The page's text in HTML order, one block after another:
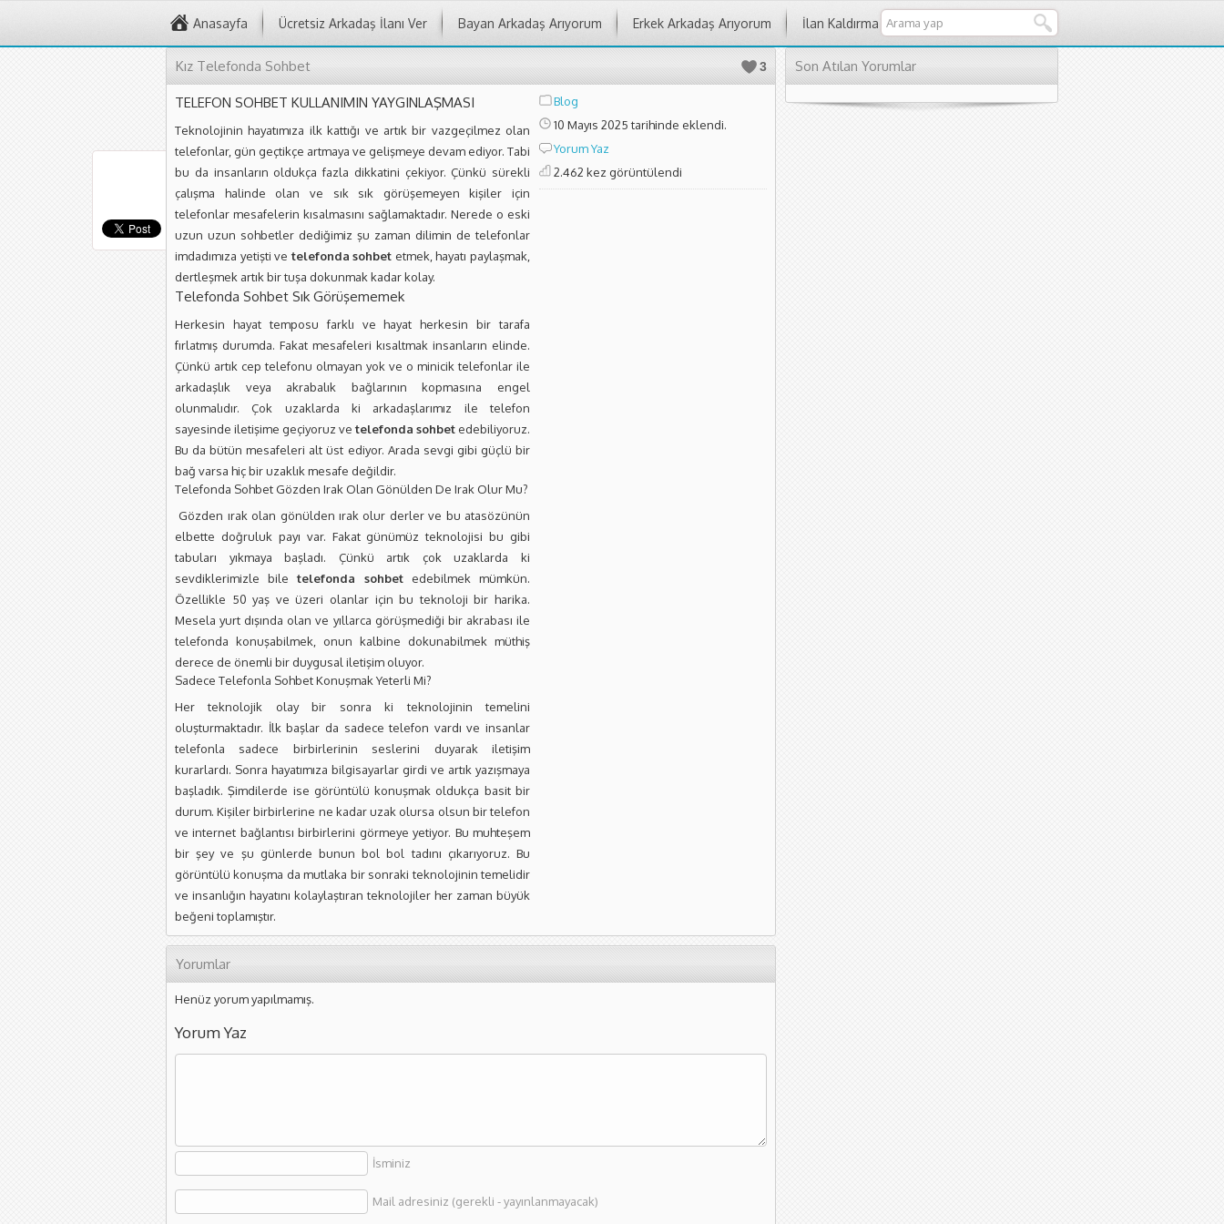
Anasayfa Ücretsiz Arkadaş İlanı Ver Bayan Arkadaş Arıyorum Erkek Arkadaş Arıyorum İlan Kaldırma
3
Kız Telefonda Sohbet
TELEFON SOHBET KULLANIMIN YAYGINLAŞMASI
Teknolojinin hayatımıza ilk kattığı ve artık bir vazgeçilmez olan
telefonlar, gün geçtikçe artmaya ve gelişmeye devam ediyor. Tabi
bu da insanların oldukça fazla dikkatini çekiyor. Çünkü sürekli
çalışma halinde olan ve sık sık görüşemeyen kişiler için
telefonlar mesafelerin kısalmasını sağlamaktadır. Nerede o eski
uzun uzun sohbetler dediğimiz şu zaman dilimin de telefonlar
imdadımıza yetişti ve telefonda sohbet etmek, hayatı paylaşmak,
dertleşmek artık bir tuşa dokunmak kadar kolay.
Telefonda Sohbet Sık Görüşememek
Herkesin hayat temposu farklı ve hayat herkesin bir tarafa
fırlatmış durumda. Fakat mesafeleri kısaltmak insanların elinde.
Çünkü artık cep telefonu olmayan yok ve o minicik telefonlar ile
arkadaşlık veya akrabalık bağlarının kopmasına engel
olunmalıdır. Çok uzaklarda ki arkadaşlarımız ile telefon
sayesinde iletişime geçiyoruz ve telefonda sohbet edebiliyoruz.
Bu da bütün mesafeleri alt üst ediyor. Arada sevgi gibi güçlü bir
bağ varsa hiç bir uzaklık mesafe değildir.
Telefonda Sohbet Gözden Irak Olan Gönülden De Irak Olur Mu?
Gözden ırak olan gönülden ırak olur derler ve bu atasözünün
elbette doğruluk payı var. Fakat günümüz teknolojisi bu gibi
tabuları yıkmaya başladı. Çünkü artık çok uzaklarda ki
sevdiklerimizle biletelefonda sohbetedebilmek mümkün.
Özellikle 50 yaş ve üzeri olanlar için bu teknoloji bir harika.
Mesela yurt dışında olan ve yıllarca görüşmediği bir akrabası ile
telefonda konuşabilmek, onun kalbine dokunabilmek müthiş
derece de önemli bir duygusal iletişim oluyor.
Sadece Telefonla Sohbet Konuşmak Yeterli Mi?
Her teknolojik olay bir sonra ki teknolojinin temelini
oluşturmaktadır. İlk başlar da sadece telefon vardı ve insanlar
telefonla sadece birbirlerinin seslerini duyarak iletişim
kurarlardı. Sonra hayatımıza bilgisayarlar girdi ve artık yazışmaya
başladık. Şimdilerde ise görüntülü konuşmak oldukça basit bir
durum. Kişiler birbirlerine ne kadar uzak olursa olsun bir telefon
ve internet bağlantısı birbirlerini görmeye yetiyor. Bu muhteşem
bir şey ve şu günlerde bunun bol bol tadını çıkarıyoruz. Bu
görüntülü konuşma da mutlaka bir sonraki teknolojinin temelidir
ve insanlığın hayatını kolaylaştıran teknolojiler her zaman büyük
beğeni toplamıştır.
Blog
10 Mayıs 2025 tarihinde eklendi.
Yorum Yaz
2.462 kez görüntülendi
Yorumlar
Henüz yorum yapılmamış.
Yorum Yaz
İsminiz
Mail adresiniz (gerekli - yayınlanmayacak)
Son Atılan Yorumlar